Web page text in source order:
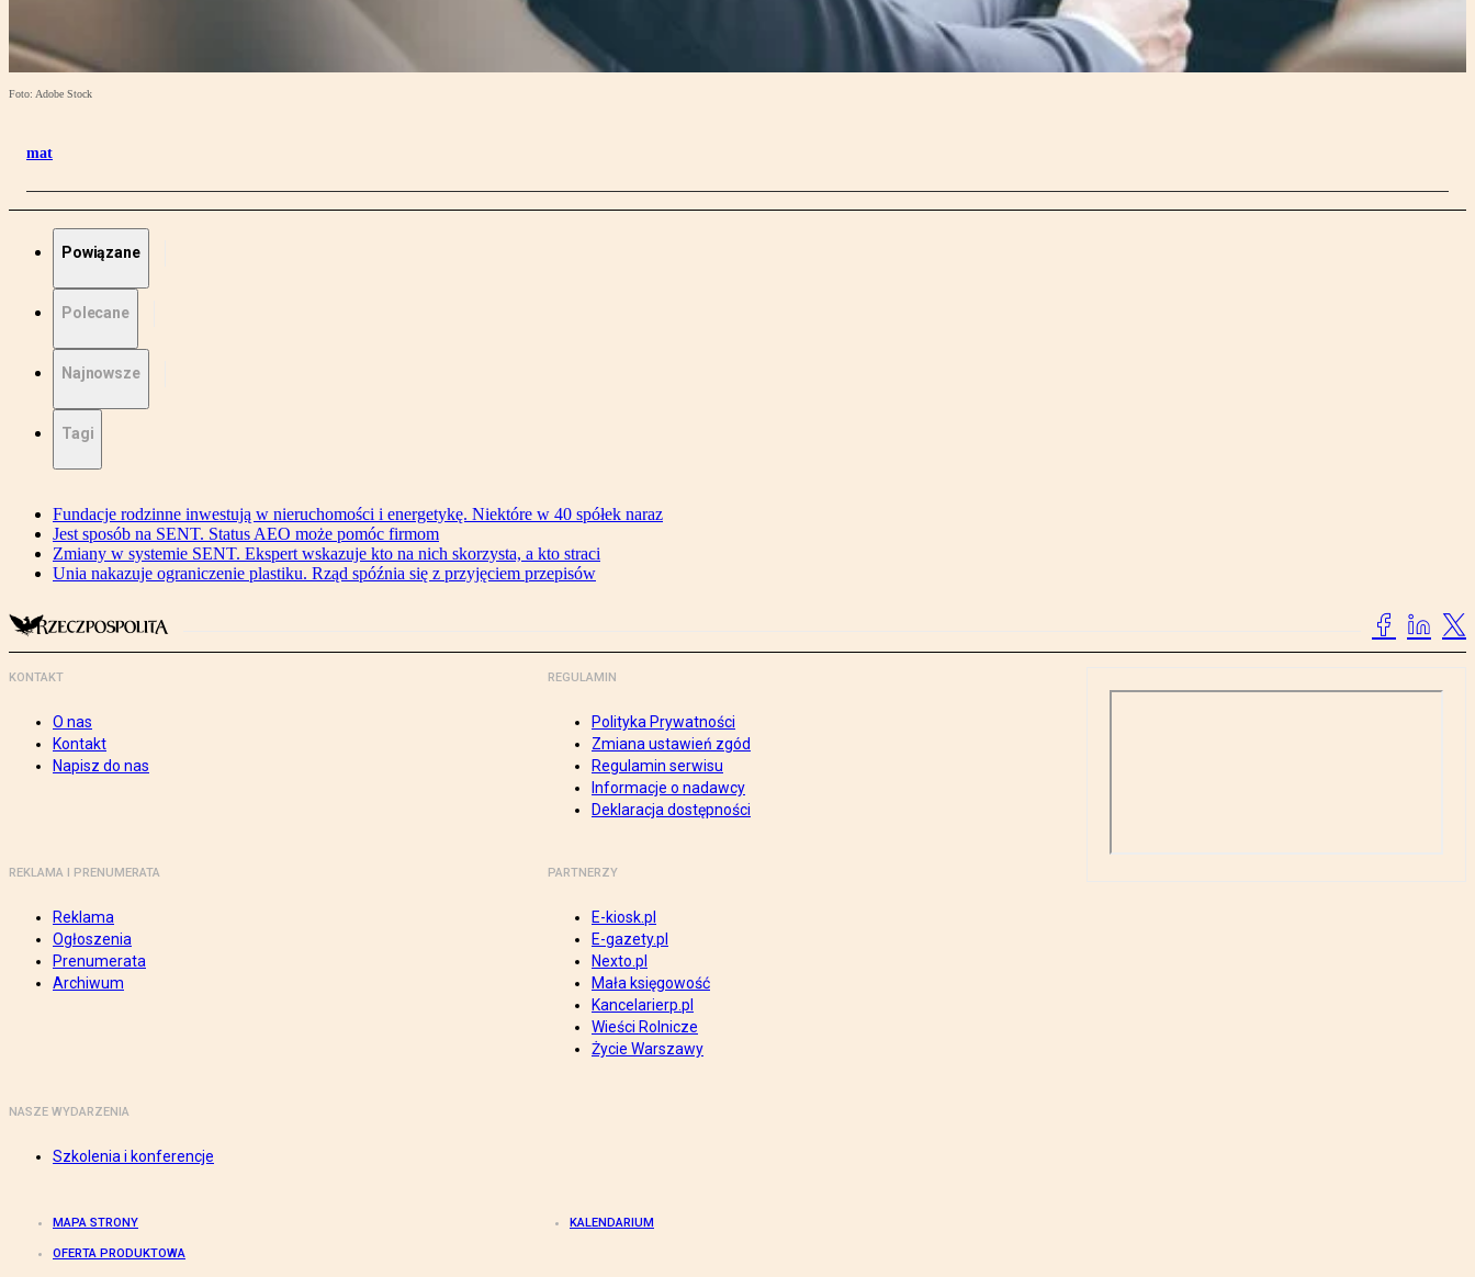
Foto: Adobe Stock
mat
Powiązane
Polecane
Najnowsze
Tagi
Fundacje rodzinne inwestują w nieruchomości i energetykę. Niektóre w 40 spółek naraz
Jest sposób na SENT. Status AEO może pomóc firmom
Zmiany w systemie SENT. Ekspert wskazuje kto na nich skorzysta, a kto straci
Unia nakazuje ograniczenie plastiku. Rząd spóźnia się z przyjęciem przepisów
KONTAKT
O nas
Kontakt
Napisz do nas
REGULAMIN
Polityka Prywatności
Zmiana ustawień zgód
Regulamin serwisu
Informacje o nadawcy
Deklaracja dostępności
REKLAMA I PRENUMERATA
Reklama
Ogłoszenia
Prenumerata
Archiwum
PARTNERZY
E-kiosk.pl
E-gazety.pl
Nexto.pl
Mała księgowość
Kancelarierp.pl
Wieści Rolnicze
Życie Warszawy
NASZE WYDARZENIA
Szkolenia i konferencje
MAPA STRONY KALENDARIUM
OFERTA PRODUKTOWA